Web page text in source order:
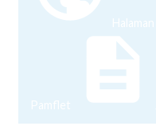
Pamflet